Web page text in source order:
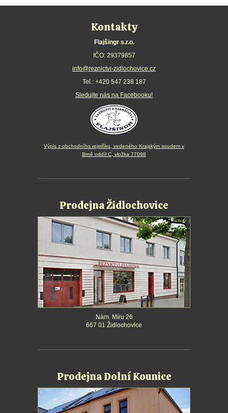
Kontakty
Flajšingr s.r.o.
IČO: 29379857
info@reznictvi-zidlochovice.cz
Tel.: +420 547 238 187
Sledujte nás na Facebooku!
Výpis z obchodního rejstříku, vedeného Krajským soudem v
Brně oddíl C, vložka 77098
Prodejna Židlochovice
Nám. Míru 26
667 01 Židlochovice
Prodejna Dolní Kounice